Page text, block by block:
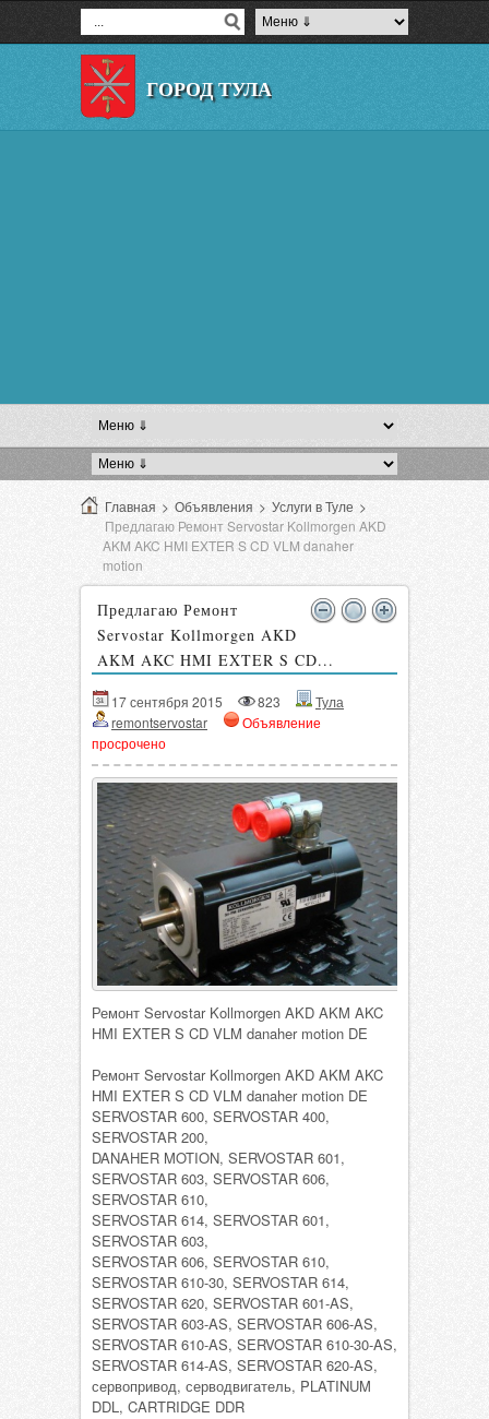
ГОРОД ТУЛА
Главная > Объявления > Услуги в Туле >
Предлагаю Ремонт Servostar Kollmorgen AKD
AKM AKC HMI EXTER S CD VLM danaher
motion
Предлагаю Ремонт
Servostar Kollmorgen AKD
AKM AKC HMI EXTER S CD...
17 сентября 2015 823
Тула
remontservostar
Объявление
просрочено
Ремонт Servostar Kollmorgen AKD AKM AKC
HMI EXTER S CD VLM danaher motion DE
Ремонт Servostar Kollmorgen AKD AKM AKC
HMI EXTER S CD VLM danaher motion DE
SERVOSTAR 600, SERVOSTAR 400,
SERVOSTAR 200,
DANAHER MOTION, SERVOSTAR 601,
SERVOSTAR 603, SERVOSTAR 606,
SERVOSTAR 610,
SERVOSTAR 614, SERVOSTAR 601,
SERVOSTAR 603,
SERVOSTAR 606, SERVOSTAR 610,
SERVOSTAR 610-30, SERVOSTAR 614,
SERVOSTAR 620, SERVOSTAR 601-AS,
SERVOSTAR 603-AS, SERVOSTAR 606-AS,
SERVOSTAR 610-AS, SERVOSTAR 610-30-AS,
SERVOSTAR 614-AS, SERVOSTAR 620-AS,
сервопривод, серводвигатель, PLATINUM
DDL, CARTRIDGE DDR